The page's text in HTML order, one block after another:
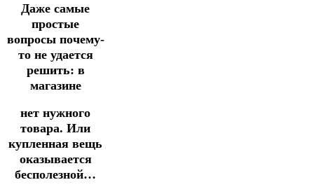
Даже самые
простые
вопросы почему-
то не удается
решить: в
магазине
нет нужного
товара. Или
купленная вещь
оказывается
бесполезной…